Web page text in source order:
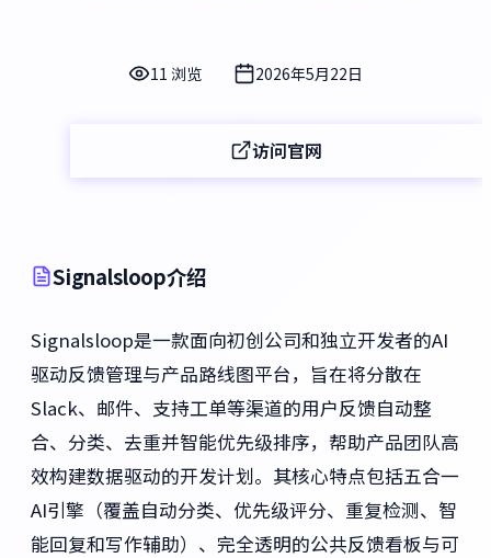
11 浏览 2026年5月22日
访问官网
Signalsloop介绍
Signalsloop是一款面向初创公司和独立开发者的AI
驱动反馈管理与产品路线图平台，旨在将分散在
Slack、邮件、支持工单等渠道的用户反馈自动整
合、分类、去重并智能优先级排序，帮助产品团队高
效构建数据驱动的开发计划。其核心特点包括五合一
AI引擎（覆盖自动分类、优先级评分、重复检测、智
能回复和写作辅助）、完全透明的公共反馈看板与可